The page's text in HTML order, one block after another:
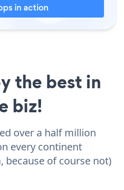
in action
the best in
biz!
over a half million
every continent
because of course not)